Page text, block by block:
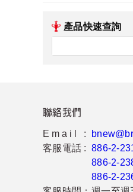
產品快速查詢
聯絡我們
Email :
客服電話 : 886-2-
886-2-
886-2-